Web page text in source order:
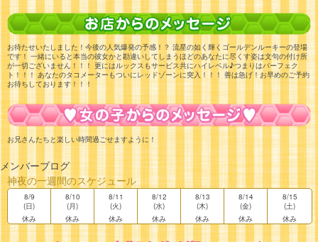
お待たせいたしました！今後の人気爆発の予感！？ 流星の如く輝くゴールデンルーキーの登場
です！ 一緒にいると本当の彼女かと勘違いしてしまうほどのあなたに尽くす姿は文句の付け所
が一切ございません！！！ 更にはルックスもサービス共にハイレベル♪つまりはパーフェク
ト！！！ あなたのタコメーターもついにレッドゾーンに突入！！！ 善は急げ！お早めのご予約
お待ちしております！！！
お兄さんたちと楽しい時間過ごせますように！
メンバーブログ
神夜の一週間のスケジュール
8/9
(日)
休み
8/10
(月)
休み
8/11
(火)
休み
8/12
(水)
休み
8/13
(木)
休み
8/14
(金)
休み
8/15
(土)
休み